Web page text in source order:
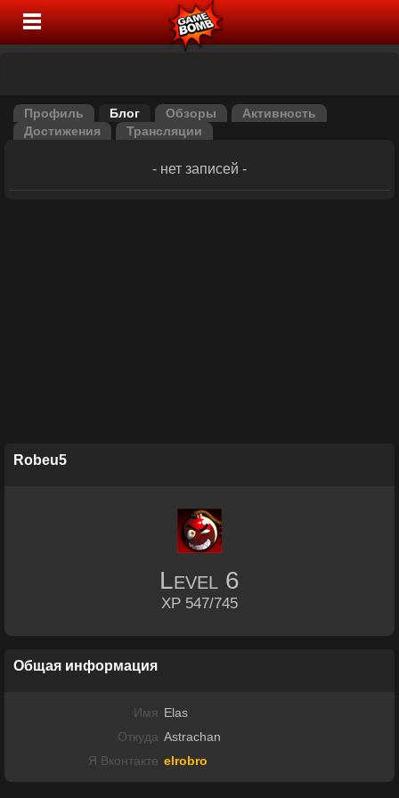
Профиль Блог Обзоры
Активность
Достижения
Трансляции
- нет записей -
Robeu5
Level 6
XP 547/745
Общая информация
Имя Elas
Откуда Astrachan
Я Вконтакте elrobro